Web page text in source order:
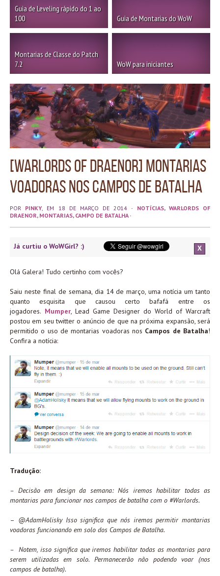
Guia de Leveling rápido do 1 ao
100
Guia de Montarias do WoW
Montarias de Classe do Patch
7.2
WoW para iniciantes
[Warlords of Draenor] Montarias
Voadoras nos Campos de Batalha
POR PINKY , EM 18 DE MARÇO DE 2014 · NOTÍCIAS, WARLORDS OF
DRAENOR, MONTARIAS, CAMPO DE BATALHA·
Já curtiu o WoWGirl? :) X
Olá Galera! Tudo certinho com vocês?
Saiu neste final de semana, dia 14 de março, uma notícia um tanto
quanto esquisita que causou certo bafafá entre os
jogadores. Mumper, Lead Game Designer do World of Warcraft
postou em seu twitter o anúncio de que na próxima expansão, será
permitido o uso de montarias voadoras nos Campos de Batalha!
Confira a notícia:
Tradução:
– Decisão em design da semana: Nós iremos habilitar todas as
montarias para funcionar nos campos de batalha com o #Warlords.
– @AdamHolisky Isso significa que nós iremos permitir montarias
voadoras funcionando em solo dos Campos de Batalha.
– Notem, isso significa que iremos habilitar todas as montarias para
serem utilizadas em solo. Permanecerão não podendo voar (nos
campos de batalha).